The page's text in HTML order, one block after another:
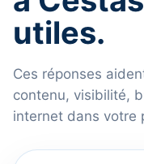
utiles.
Ces réponses
contenu, visibilité,
internet dans votre